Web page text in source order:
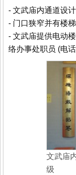
- 文武庙内通道设
- 门口狭窄并有楼
- 文武庙提供电动
络办事处职员 (电
文武庙
级